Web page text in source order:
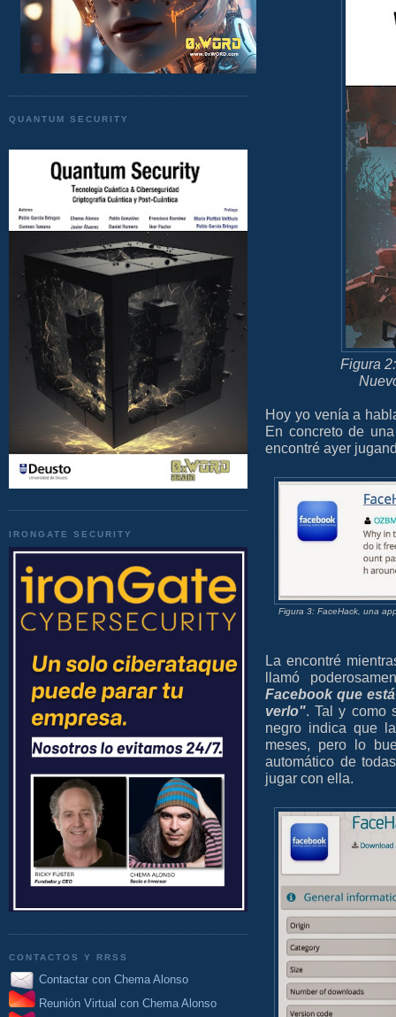
QUANTUM SECURITY
IRONGATE SECURITY
CONTACTOS Y RRSS
Contactar con Chema Alonso
Reunión Virtual con Chema Alonso
Figura
Hoy yo venía a
En concreto de
encontré ayer
Figura 3: FaceHack, una
La encontré
llamó
Facebook que
verlo". Tal y como
negro indica que
meses, pero lo
automático de
jugar con ella.